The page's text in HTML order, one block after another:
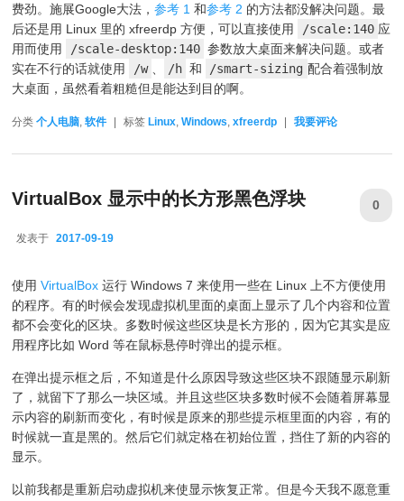
费劲。施展Google大法，参考 1 和参考 2 的方法都没解决问题。最
后还是用 Linux 里的 xfreerdp 方便，可以直接使用
/scale:140 应
用而使用
/scale-desktop:140 参数放大桌面来解决问题。或者
实在不行的话就使用
/w /h 和 /smart-sizing 配合着强制放
大桌面，虽然看着粗糙但是能达到目的啊。
分类 个人电脑,软件 | 标签 Linux,Windows,xfreerdp | 我要评论
VirtualBox 显示中的长方形黑色浮块
发表于 2017-09-19
0
使用VirtualBox 运行 Windows 7 来使用一些在 Linux 上不方便使用
的程序。有的时候会发现虚拟机里面的桌面上显示了几个内容和位置
都不会变化的区块。多数时候这些区块是长方形的，因为它其实是应
用程序比如 Word 等在鼠标悬停时弹出的提示框。
在弹出提示框之后，不知道是什么原因导致这些区块不跟随显示刷新
了，就留下了那么一块区域。并且这些区块多数时候不会随着屏幕显
示内容的刷新而变化，有时候是原来的那些提示框里面的内容，有的
时候就一直是黑的。然后它们就定格在初始位置，挡住了新的内容的
显示。
以前我都是重新启动虚拟机来使显示恢复正常。但是今天我不愿意重